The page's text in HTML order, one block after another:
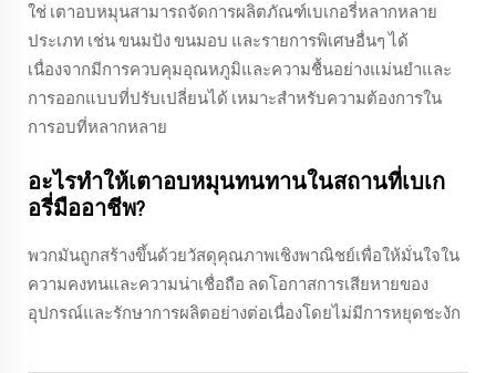
ใช่ เตาอบหมุนสามารถจัดการผลิตภัณฑ์เบเกอรี่หลากหลาย
ประเภท เช่น ขนมปัง ขนมอบ และรายการพิเศษอื่นๆ ได้
เนื่องจากมีการควบคุมอุณหภูมิและความชื้นอย่างแม่นยำและ
การออกแบบที่ปรับเปลี่ยนได้ เหมาะสำหรับความต้องการใน
การอบที่หลากหลาย
อะไรทำให้เตาอบหมุนทนทานในสถานที่เบเก
อรี่มืออาชีพ?
พวกมันถูกสร้างขึ้นด้วยวัสดุคุณภาพเชิงพาณิชย์เพื่อให้มั่นใจใน
ความคงทนและความน่าเชื่อถือ ลดโอกาสการเสียหายของ
อุปกรณ์และรักษาการผลิตอย่างต่อเนื่องโดยไม่มีการหยุดชะงัก